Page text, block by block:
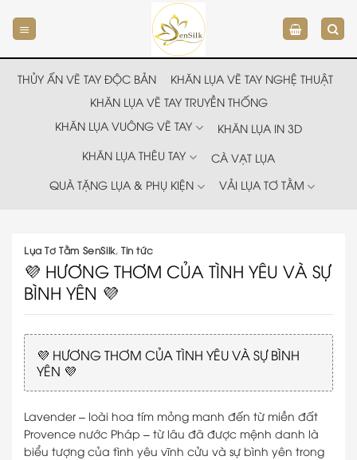
đến
nội
dung
THỦY ẤN VẼ TAY ĐỘC BẢN
KHĂN LỤA VẼ TAY NGHỆ THUẬT
KHĂN LỤA VẼ TAY TRUYỀN THỐNG
KHĂN LỤA VUÔNG VẼ TAY
KHĂN LỤA IN 3D
KHĂN LỤA THÊU TAY
CÀ VẠT LỤA
QUÀ TẶNG LỤA & PHỤ KIỆN
VẢI LỤA TƠ TẰM
Lụa Tơ Tằm SenSilk,Tin tức
💜 HƯƠNG THƠM CỦA TÌNH YÊU VÀ SỰ
BÌNH YÊN 💜
💜 HƯƠNG THƠM CỦA TÌNH YÊU VÀ SỰ BÌNH
YÊN 💜
Lavender – loài hoa tím mỏng manh đến từ miền đất
Provence nước Pháp – từ lâu đã được mệnh danh là
biểu tượng của tình yêu vĩnh cửu và sự bình yên trong